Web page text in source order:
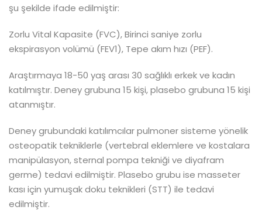
şu şekilde ifade edilmiştir:
Zorlu Vital Kapasite (FVC), Birinci saniye zorlu
ekspirasyon volümü (FEV1), Tepe akım hızı (PEF).
Araştırmaya 18-50 yaş arası 30 sağlıklı erkek ve kadın
katılmıştır. Deney grubuna 15 kişi, plasebo grubuna 15 kişi
atanmıştır.
Deney grubundaki katılımcılar pulmoner sisteme yönelik
osteopatik tekniklerle (vertebral eklemlere ve kostalara
manipülasyon, sternal pompa tekniği ve diyafram
germe) tedavi edilmiştir. Plasebo grubu ise masseter
kası için yumuşak doku teknikleri (STT) ile tedavi
edilmiştir.